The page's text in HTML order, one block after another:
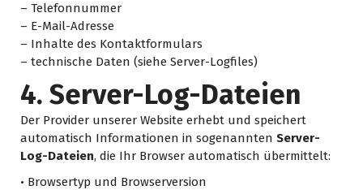
– Telefonnummer
– E-Mail-Adresse
– Inhalte des Kontaktformulars
– technische Daten (siehe Server-Logfiles)
4. Server-Log-Dateien
Der Provider unserer Website erhebt und speichert
automatisch Informationen in sogenannten Server-
Log-Dateien, die Ihr Browser automatisch übermittelt:
• Browsertyp und Browserversion